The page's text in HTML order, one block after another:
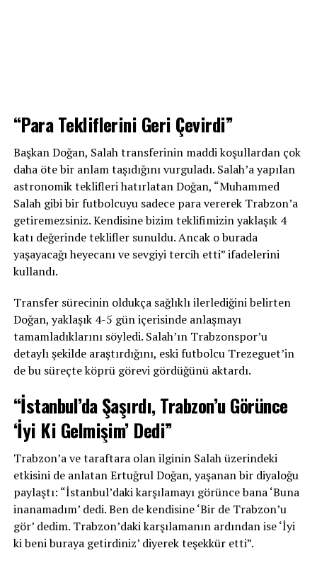
“Para Tekliflerini Geri Çevirdi”
Başkan Doğan, Salah transferinin maddi koşullardan çok
daha öte bir anlam taşıdığını vurguladı. Salah’a yapılan
astronomik teklifleri hatırlatan Doğan, “Muhammed
Salah gibi bir futbolcuyu sadece para vererek Trabzon’a
getiremezsiniz. Kendisine bizim teklifimizin yaklaşık 4
katı değerinde teklifler sunuldu. Ancak o burada
yaşayacağı heyecanı ve sevgiyi tercih etti” ifadelerini
kullandı.
Transfer sürecinin oldukça sağlıklı ilerlediğini belirten
Doğan, yaklaşık 4-5 gün içerisinde anlaşmayı
tamamladıklarını söyledi. Salah’ın Trabzonspor’u
detaylı şekilde araştırdığını, eski futbolcu Trezeguet’in
de bu süreçte köprü görevi gördüğünü aktardı.
“İstanbul’da Şaşırdı, Trabzon’u Görünce
‘İyi Ki Gelmişim’ Dedi”
Trabzon’a ve taraftara olan ilginin Salah üzerindeki
etkisini de anlatan Ertuğrul Doğan, yaşanan bir diyaloğu
paylaştı: “İstanbul’daki karşılamayı görünce bana ‘Buna
inanamadım’ dedi. Ben de kendisine ‘Bir de Trabzon’u
gör’ dedim. Trabzon’daki karşılamanın ardından ise ‘İyi
ki beni buraya getirdiniz’ diyerek teşekkür etti”.